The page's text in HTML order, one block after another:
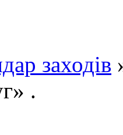
заходів
.